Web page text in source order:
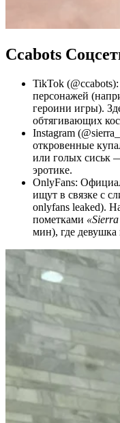
Ccabots
TikTok
персонажей
героини игры).
обтягивающих
Instagram
откровенные
или голых сиськ
эротике.
OnlyFans:
ищут в связке с
onlyfans leaked).
пометками
мин), где девушка